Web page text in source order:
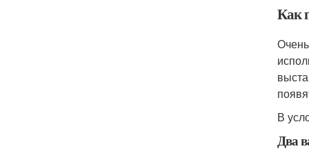
Как
В
Два